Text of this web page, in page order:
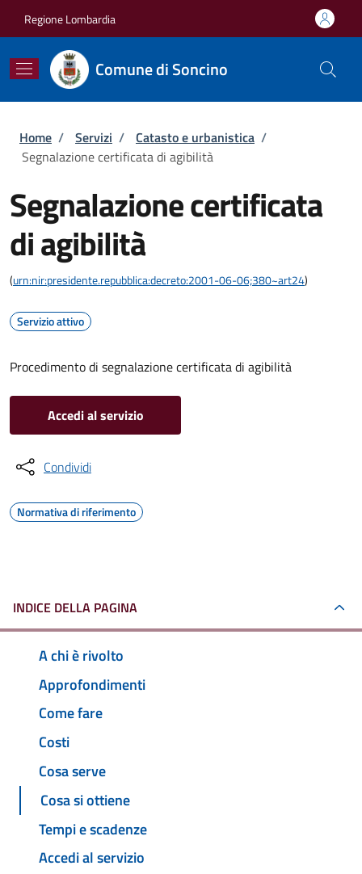
Regione Lombardia
Comune di Soncino
Briciole di pane
Home / Servizi / Catasto e urbanistica /
Segnalazione certificata di agibilità
Segnalazione certificata
di agibilità
(urn:nir:presidente.repubblica:decreto:2001-06-06;380~art24)
Servizio attivo
Procedimento di segnalazione certificata di agibilità
Accedi al servizio
Condividi
Normativa di riferimento
INDICE DELLA PAGINA
A chi è rivolto
Approfondimenti
Come fare
Costi
Cosa serve
Cosa si ottiene
Tempi e scadenze
Accedi al servizio